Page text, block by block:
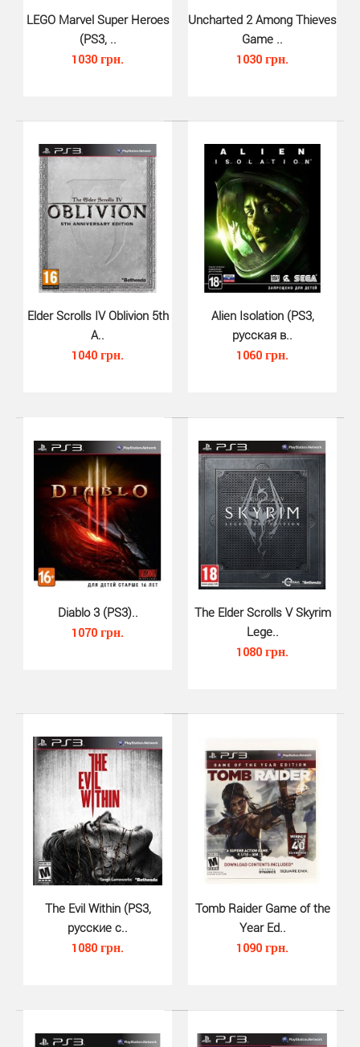
LEGO Batman 2 DC Super Heroes (..
бестселлера LEGO Batman: The Videogame для&n..
Sonic Unleashed (PS3)..
790 грн.
Если мир разбили вдребезги Соник — всего лишь еж,
разве что необычного синего цвета, но вс..
Grand Theft Auto San Andreas (P..
серии GTA, события которой разворачиваются в 1..
LEGO Marvel Super Heroes
(PS3, ..
1030 грн.
Uncharted 2 Among Thieves
Game ..
1030 грн.
Elder Scrolls IV Oblivion 5th
A..
1040 грн.
Alien Isolation (PS3,
русская в..
1060 грн.
Diablo 3 (PS3)..
1070 грн.
The Elder Scrolls V Skyrim
Lege..
1080 грн.
The Evil Within (PS3,
русские с..
1080 грн.
Tomb Raider Game of the
Year Ed..
1090 грн.